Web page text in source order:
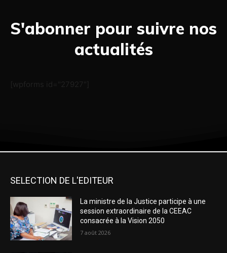
S'abonner pour suivre nos
actualités
[wpforms id="27927"]
SELECTION DE L'EDITEUR
La ministre de la Justice participe à une
session extraordinaire de la CEEAC
consacrée à la Vision 2050
7 août 2026